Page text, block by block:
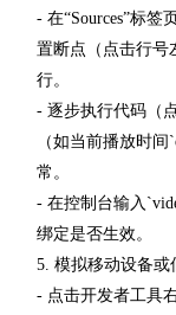
- 在“Sources”标
置断点（点击行号
行。
- 逐步执行代码（
（如当前播放时
常。
- 在控制台输入
绑定是否生效。
5. 模拟移动设备或
- 点击开发者工具